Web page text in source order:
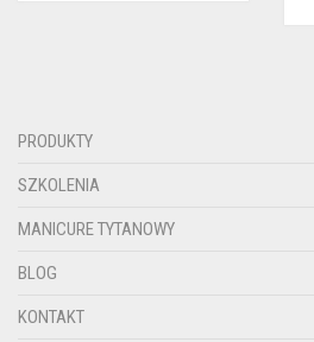
PRODUKTY
SZKOLENIA
MANICURE TYTANOWY
BLOG
KONTAKT